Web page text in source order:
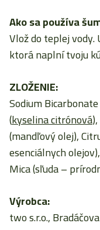
Ako sa používa
Vlož do teplej
ktorá naplní tvoju
ZLOŽENIE:
Sodium
(kyselina citrónová
(mandľový olej),
esenciálnych
Mica (sľuda –
Výrobca:
two s.r.o.,